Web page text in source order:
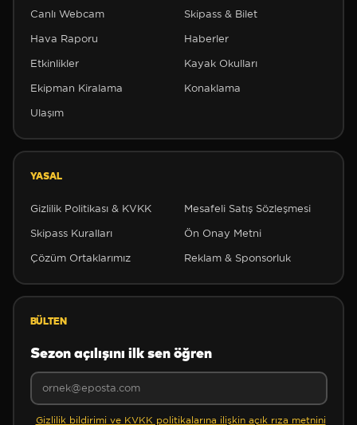
Canlı Webcam Skipass & Bilet
Hava Raporu Haberler
Etkinlikler Kayak Okulları
Ekipman Kiralama Konaklama
Ulaşım
YASAL
Gizlilik Politikası & KVKK Mesafeli Satış Sözleşmesi
Skipass Kuralları Ön Onay Metni
Çözüm Ortaklarımız Reklam & Sponsorluk
BÜLTEN
Sezon açılışını ilk sen öğren
Gizlilik bildirimi ve KVKK politikalarına ilişkin açık rıza metnini